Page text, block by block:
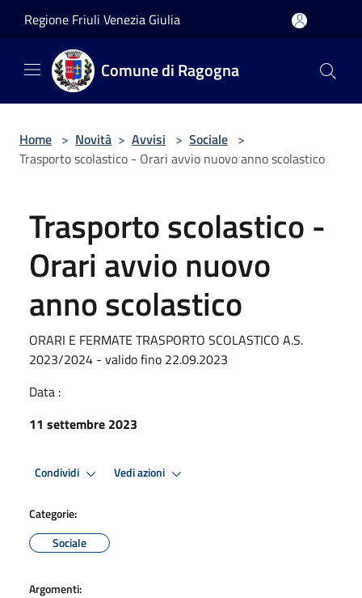
Regione Friuli Venezia Giulia
Comune di Ragogna
Home > Novità > Avvisi > Sociale >
Trasporto scolastico - Orari avvio nuovo anno scolastico
Trasporto scolastico -
Orari avvio nuovo
anno scolastico
ORARI E FERMATE TRASPORTO SCOLASTICO A.S.
2023/2024 - valido fino 22.09.2023
Data :
11 settembre 2023
Condividi Vedi azioni
Categorie:
Sociale
Argomenti: